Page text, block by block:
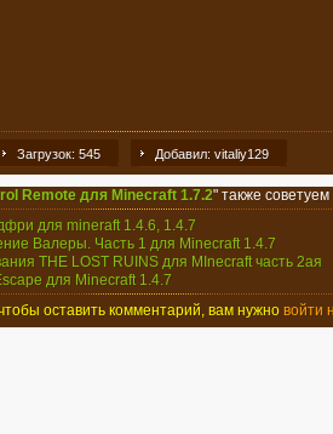
Загрузок: 545 Добавил: vitaliy129
Remote для Minecraft 1.7.2" также
для mineraft 1.4.6, 1.4.7
Валеры. Часть 1 для Minecraft 1.4.7
THE LOST RUINS для MInecraft часть 2ая
для Minecraft 1.4.7
оставить комментарий, вам нужно войти